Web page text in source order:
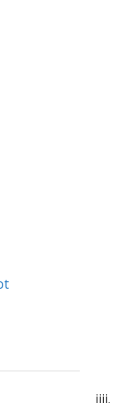
iiii.